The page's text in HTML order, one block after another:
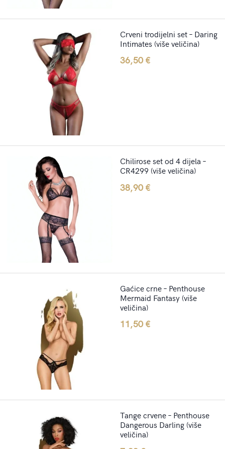
Crveni trodijelni set – Daring
Intimates (više veličina)
36,50€
Chilirose set od 4 dijela –
CR4299 (više veličina)
38,90€
Gaćice crne – Penthouse
Mermaid Fantasy (više
veličina)
11,50€
Tange crvene – Penthouse
Dangerous Darling (više
veličina)